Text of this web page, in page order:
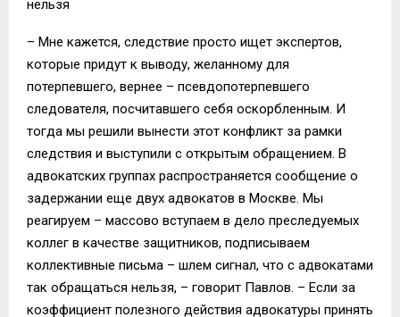
нельзя
– Мне кажется, следствие просто ищет экспертов,
которые придут к выводу, желанному для
потерпевшего, вернее – псевдопотерпевшего
следователя, посчитавшего себя оскорбленным. И
тогда мы решили вынести этот конфликт за рамки
следствия и выступили с открытым обращением. В
адвокатских группах распространяется сообщение о
задержании еще двух адвокатов в Москве. Мы
реагируем – массово вступаем в дело преследуемых
коллег в качестве защитников, подписываем
коллективные письма – шлем сигнал, что с адвокатами
так обращаться нельзя, – говорит Павлов. – Если за
коэффициент полезного действия адвокатуры принять